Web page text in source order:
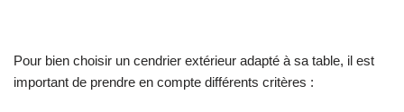
Sécurité Les tables de sable
d'Axi portent le marquage CE et
Pour bien choisir un cendrier extérieur adapté à sa table, il est
important de prendre en compte différents critères :